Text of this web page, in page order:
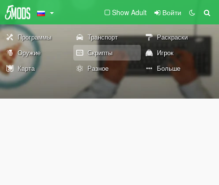
Show Adult Войти
Программы Транспорт
Раскраски
Оружие
Скрипты
Игрок
Карта
Разное Больше